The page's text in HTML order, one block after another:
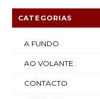
CATEGORIAS
A FUNDO
AO VOLANTE
CONTACTO